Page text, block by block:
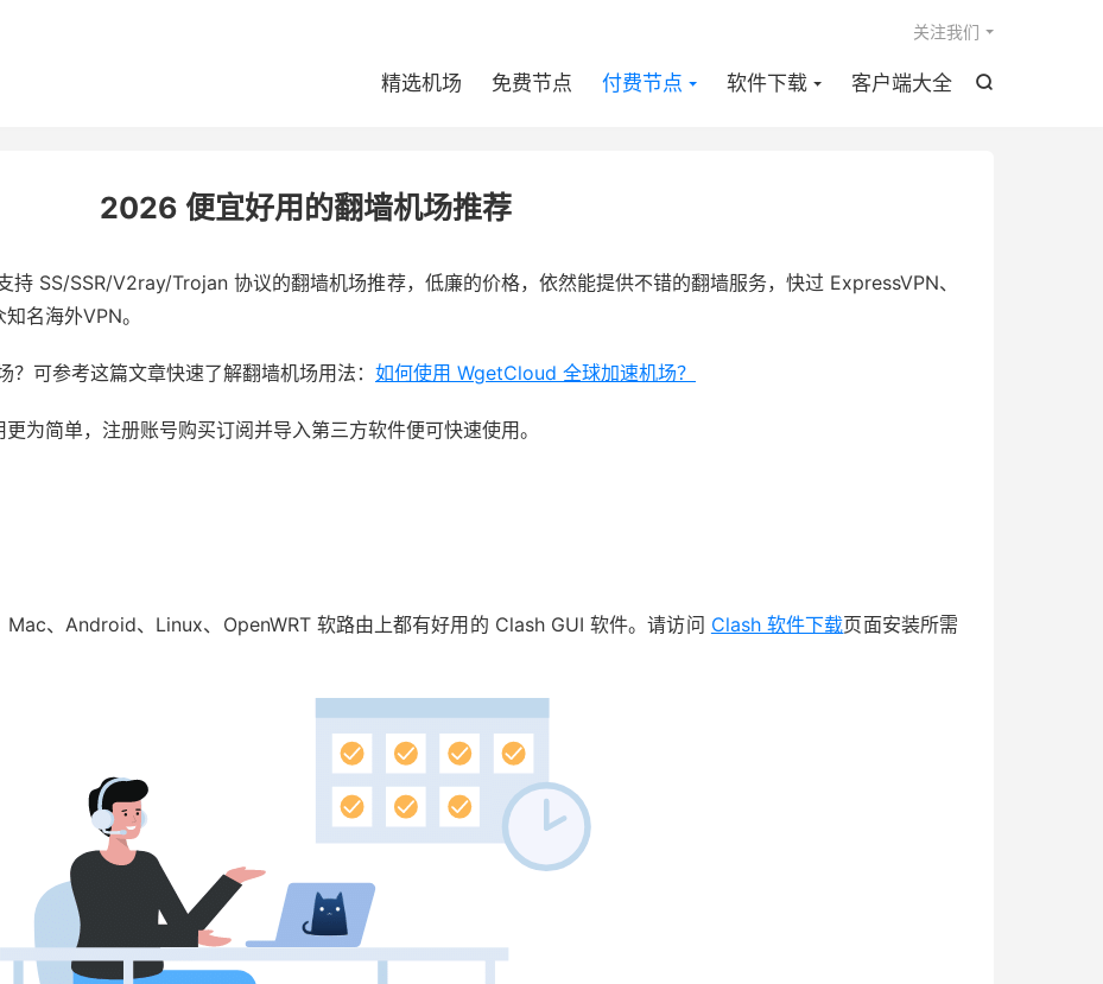

精选机场 免费节点 付费节点 软件下载 客户端大全
关注我们
2026 便宜好用的翻墙机场推荐
SS/SSR/V2ray/Trojan 协议的翻墙机场推荐，低廉的价格，依然能提供不错的翻墙服务，快过 ExpressVPN、
名海外VPN。
可参考这篇文章快速了解翻墙机场用法： 如何使用 WgetCloud 全球加速机场？
为简单，注册账号购买订阅并导入第三方软件便可快速使用。
、Android、Linux、OpenWRT 软路由上都有好用的 Clash GUI 软件。请访问 Clash 软件下载页面安装所需